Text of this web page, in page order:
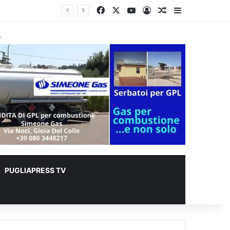
FacebookYou TubeAccediUn articolo a
PUGLIAPRESS TV